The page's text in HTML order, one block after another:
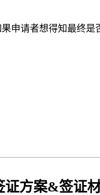
申请者想得知最终是
证方案&签证